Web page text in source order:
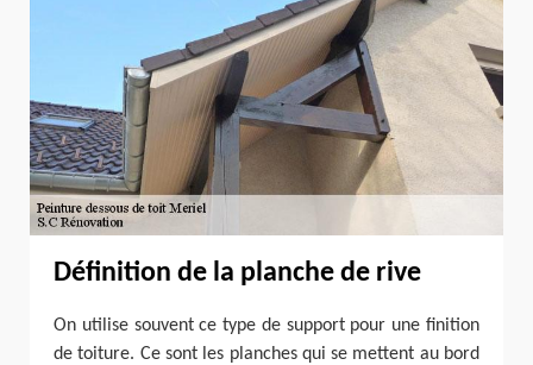
Définition de la planche de rive
On utilise souvent ce type de support pour une finition
de toiture. Ce sont les planches qui se mettent au bord